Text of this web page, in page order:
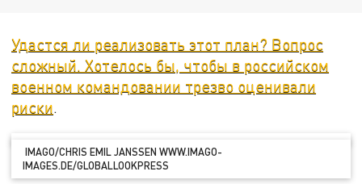
Удастся ли реализовать этот план? Вопрос
сложный. Хотелось бы, чтобы в российском
военном командовании трезво оценивали
риски.
IMAGO/CHRIS EMIL JANSSEN WWW.IMAGO-
IMAGES.DE/GLOBALLOOKPRESS